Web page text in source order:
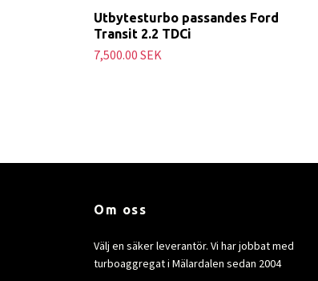
Utbytesturbo passandes Ford
Transit 2.2 TDCi
7,500.00 SEK
Om oss
Välj en säker leverantör. Vi har jobbat med
turboaggregat i Mälardalen sedan 2004